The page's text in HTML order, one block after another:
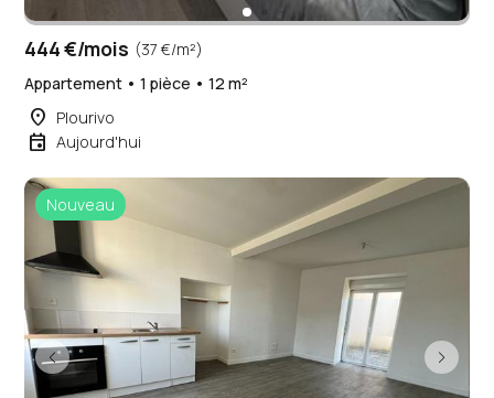
444 €/mois (37 €/m²)
Appartement • 1 pièce • 12 m²
place Plourivo
event Aujourd'hui
Nouveau